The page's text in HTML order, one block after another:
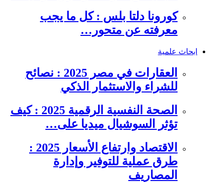
كورونا دلتا بلس : كل ما يجب
معرفته عن متحور…
ابحاث علمية
العقارات في مصر 2025 : نصائح
للشراء والاستثمار الذكي
الصحة النفسية الرقمية 2025 : كيف
تؤثر السوشيال ميديا على…
الاقتصاد وارتفاع الأسعار 2025 :
طرق عملية للتوفير وإدارة
المصاريف